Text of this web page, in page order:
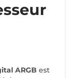
ARGB est